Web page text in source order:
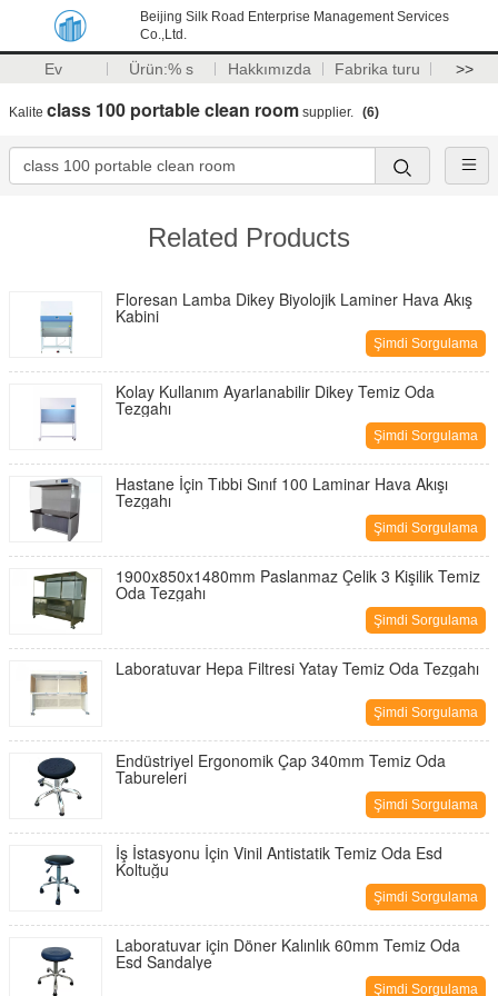
Beijing Silk Road Enterprise Management Services
Co.,Ltd.
Ev Ürün:% s Hakkımızda Fabrika turu >>
Kalite class 100 portable clean room supplier. (6)
Related Products
Floresan Lamba Dikey Biyolojik Laminer Hava Akış
Kabini
Şimdi Sorgulama
Kolay Kullanım Ayarlanabilir Dikey Temiz Oda
Tezgahı
Şimdi Sorgulama
Hastane İçin Tıbbi Sınıf 100 Laminar Hava Akışı
Tezgahı
Şimdi Sorgulama
1900x850x1480mm Paslanmaz Çelik 3 Kişilik Temiz
Oda Tezgahı
Şimdi Sorgulama
Laboratuvar Hepa Filtresi Yatay Temiz Oda Tezgahı
Şimdi Sorgulama
Endüstriyel Ergonomik Çap 340mm Temiz Oda
Tabureleri
Şimdi Sorgulama
İş İstasyonu İçin Vinil Antistatik Temiz Oda Esd
Koltuğu
Şimdi Sorgulama
Laboratuvar için Döner Kalınlık 60mm Temiz Oda
Esd Sandalye
Şimdi Sorgulama